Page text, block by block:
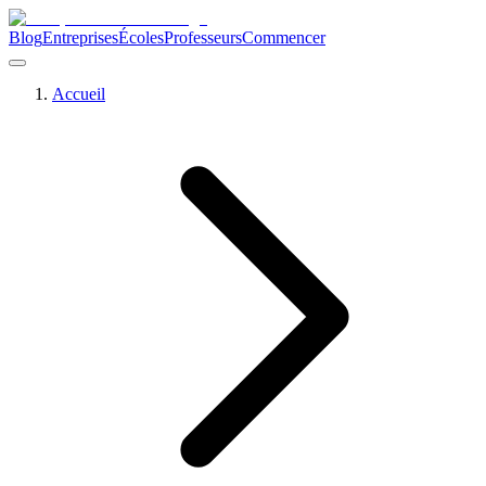
BlogEntreprisesÉcolesProfesseursCommencer
Accueil